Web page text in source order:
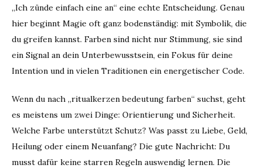
„Ich zünde einfach eine an“ eine echte Entscheidung. Genau
hier beginnt Magie oft ganz bodenständig: mit Symbolik, die
du greifen kannst. Farben sind nicht nur Stimmung, sie sind
ein Signal an dein Unterbewusstsein, ein Fokus für deine
Intention und in vielen Traditionen ein energetischer Code.
Wenn du nach „ritualkerzen bedeutung farben“ suchst, geht
es meistens um zwei Dinge: Orientierung und Sicherheit.
Welche Farbe unterstützt Schutz? Was passt zu Liebe, Geld,
Heilung oder einem Neuanfang? Die gute Nachricht: Du
musst dafür keine starren Regeln auswendig lernen. Die